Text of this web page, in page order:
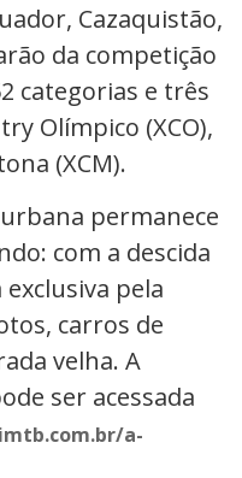
Cazaquistão,
da competição
categorias e três
Olímpico (XCO),
(XCM).
permanece
com a descida
pela
carros de
velha. A
ser acessada
a-